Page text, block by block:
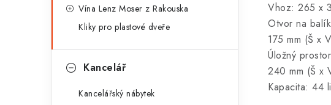
Vína Lenz Moser z Rakouska
Kliky pro plastové dveře
Kancelář
Kancelářský nábytek
Vhoz: 265 x
Otvor na
175 mm (Š x
Úložný
240 mm (Š x
Kapacita: 44